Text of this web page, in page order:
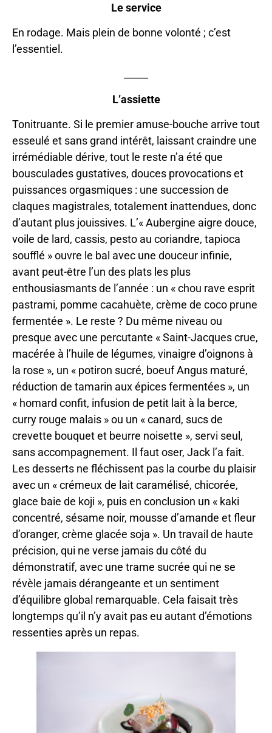
Le service
En rodage. Mais plein de bonne volonté ; c’est
l’essentiel.
L’assiette
Tonitruante. Si le premier amuse-bouche arrive tout
esseulé et sans grand intérêt, laissant craindre une
irrémédiable dérive, tout le reste n’a été que
bousculades gustatives, douces provocations et
puissances orgasmiques : une succession de
claques magistrales, totalement inattendues, donc
d’autant plus jouissives. L’« Aubergine aigre douce,
voile de lard, cassis, pesto au coriandre, tapioca
soufflé » ouvre le bal avec une douceur infinie,
avant peut-être l’un des plats les plus
enthousiasmants de l’année : un « chou rave esprit
pastrami, pomme cacahuète, crème de coco prune
fermentée ». Le reste ? Du même niveau ou
presque avec une percutante « Saint-Jacques crue,
macérée à l’huile de légumes, vinaigre d’oignons à
la rose », un « potiron sucré, boeuf Angus maturé,
réduction de tamarin aux épices fermentées », un
« homard confit, infusion de petit lait à la berce,
curry rouge malais » ou un « canard, sucs de
crevette bouquet et beurre noisette », servi seul,
sans accompagnement. Il faut oser, Jack l’a fait.
Les desserts ne fléchissent pas la courbe du plaisir
avec un « crémeux de lait caramélisé, chicorée,
glace baie de koji », puis en conclusion un « kaki
concentré, sésame noir, mousse d’amande et fleur
d’oranger, crème glacée soja ». Un travail de haute
précision, qui ne verse jamais du côté du
démonstratif, avec une trame sucrée qui ne se
révèle jamais dérangeante et un sentiment
d’équilibre global remarquable. Cela faisait très
longtemps qu’il n’y avait pas eu autant d’émotions
ressenties après un repas.